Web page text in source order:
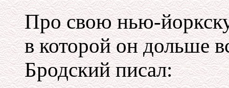
Про свою нью-
в которой он дольше
Бродский писал: